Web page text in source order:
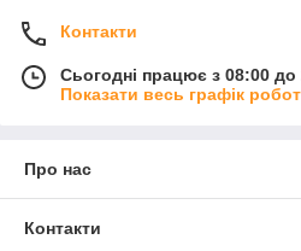
Контакти
Сьогодні працює з 08:00 до
Показати весь графік
Про нас
Контакти